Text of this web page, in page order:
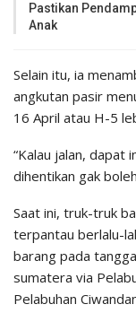
Pastikan
Anak
Selain itu, ia
angkutan pasir
16 April atau H-5
“Kalau jalan, dapat
dihentikan gak
Saat ini, truk-truk
terpantau berlalu-
barang pada
sumatera via
Pelabuhan